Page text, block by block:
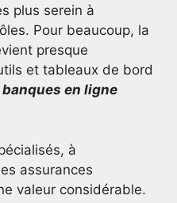
plus serein à
Pour beaucoup, la
presque
et tableaux de bord
banques en ligne
à
assurances
valeur considérable.